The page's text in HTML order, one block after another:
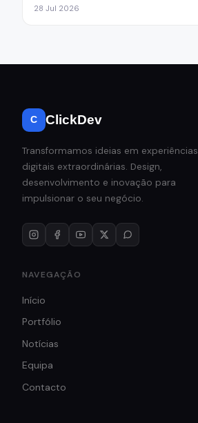
28 Jul 2026
C ClickDev
Transformamos ideias em experiências
digitais extraordinárias. Design,
desenvolvimento e inovação para
impulsionar o seu negócio.
NAVEGAÇÃO
Início
Portfólio
Notícias
Equipa
Contacto